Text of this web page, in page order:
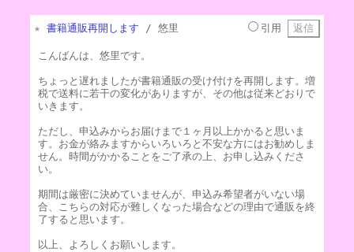
★ 書籍通販再開します / 悠里 引用
こんばんは、悠里です。
ちょっと遅れましたが書籍通販の受け付けを再開します。増
税で送料に若干の変化がありますが、その他は従来どおりで
いきます。
ただし、申込みからお届けまで１ヶ月以上かかると思いま
す。お金が絡みますからいろいろと不安な方にはお勧めしま
せん。時間がかかることをご了承の上、お申し込みくださ
い。
期間は厳密に決めていませんが、申込み希望者がいない場
合、こちらの対応が難しくなった場合などの理由で通販を終
了すると思います。
以上、よろしくお願いします。